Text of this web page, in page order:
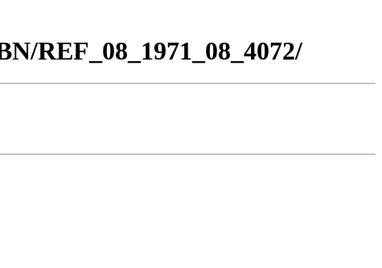
REF_08_1971_08_4072/